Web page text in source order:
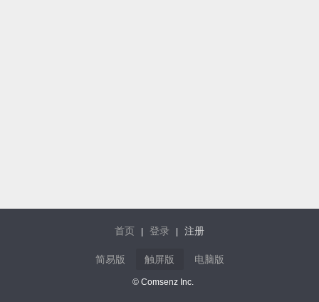
首页 登录 注册
简易版 触屏版 电脑版
© Comsenz Inc.